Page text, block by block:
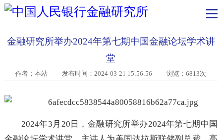
金融研究所举办2024年第七期中国金融论坛学术
堂
作者：本站发布时间：2024-03-21 15:56:56 浏览：6813次
2024年3月20日，金融研究所举办2024年第七期中